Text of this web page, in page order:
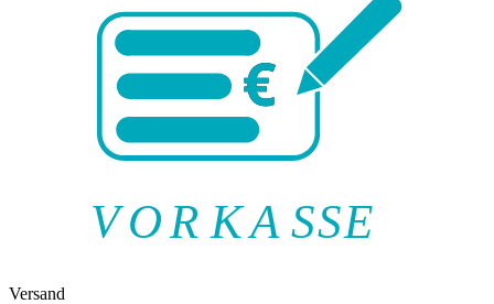
VOR KA SSE
Versand